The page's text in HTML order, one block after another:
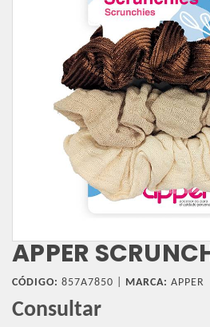
APPER
CÓDIGO: 857A7850 | MARCA: APPER
Consultar